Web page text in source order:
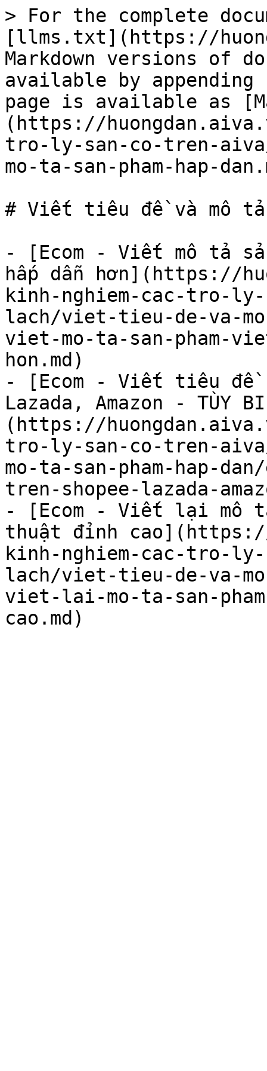
> For the complete
[llms.txt](https://
Markdown versions of
available by
page is available as
(https://
tro-ly-san-co-tren-
mo-ta-san-pham-hap-
# Viết tiêu đề và mô tả
- [Ecom - Viết mô tả
hấp dẫn hơn](https://
kinh-nghiem-cac-tro-
lach/viet-tieu-de-va-mo-
viet-mo-ta-san-pham-
hon.md)
- [Ecom - Viết tiêu đề
Lazada, Amazon - TÙY
(https://
tro-ly-san-co-tren-
mo-ta-san-pham-hap-
tren-shopee-lazada-
- [Ecom - Viết lại mô
thuật đỉnh
kinh-nghiem-cac-tro-
lach/viet-tieu-de-va-mo-
viet-lai-mo-ta-san-